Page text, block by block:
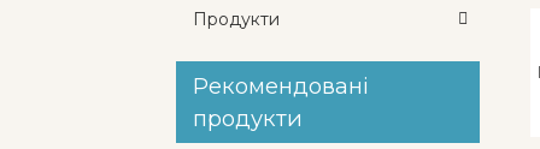
Продукти
Рекомендовані
продукти